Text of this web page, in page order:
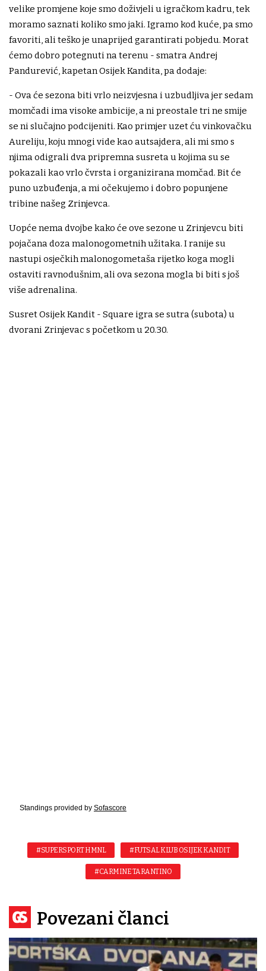
velike promjene koje smo doživjeli u igračkom kadru, tek
moramo saznati koliko smo jaki. Igramo kod kuće, pa smo
favoriti, ali teško je unaprijed garantirati pobjedu. Morat
ćemo dobro potegnuti na terenu - smatra Andrej
Pandurević, kapetan Osijek Kandita, pa dodaje:
- Ova će sezona biti vrlo neizvjesna i uzbudljiva jer sedam
momčadi ima visoke ambicije, a ni preostale tri ne smije
se ni slučajno podcijeniti. Kao primjer uzet ću vinkovačku
Aureliju, koju mnogi vide kao autsajdera, ali mi smo s
njima odigrali dva pripremna susreta u kojima su se
pokazali kao vrlo čvrsta i organizirana momčad. Bit će
puno uzbuđenja, a mi očekujemo i dobro popunjene
tribine našeg Zrinjevca.
Uopće nema dvojbe kako će ove sezone u Zrinjevcu biti
pojačana doza malonogometnih užitaka. I ranije su
nastupi osječkih malonogometaša rijetko koga mogli
ostaviti ravnodušnim, ali ova sezona mogla bi biti s još
više adrenalina.
Susret Osijek Kandit - Square igra se sutra (subota) u
dvorani Zrinjevac s početkom u 20.30.
Standings provided by Sofascore
#SUPERSPORT HMNL #FUTSAL KLUB OSIJEK KANDIT
#CARMINE TARANTINO
Povezani članci